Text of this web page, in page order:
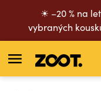
☀ –20 % na
vybraných